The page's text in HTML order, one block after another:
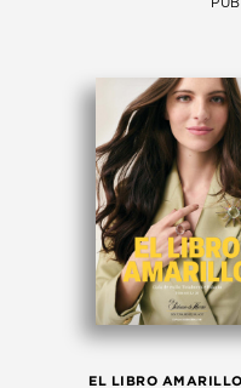
EL LIBRO